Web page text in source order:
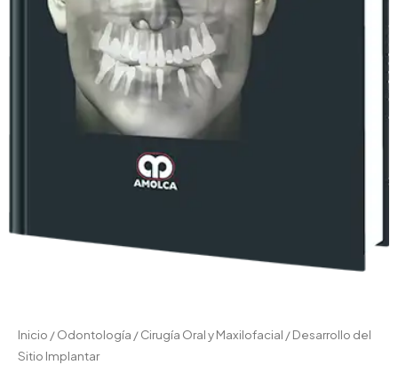
Inicio /Odontología /Cirugía Oral y Maxilofacial / Desarrollo del
Sitio Implantar